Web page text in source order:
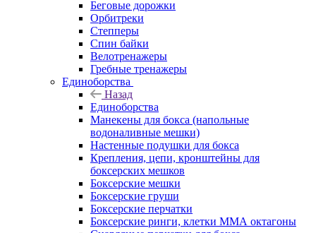
Беговые дорожки
Орбитреки
Степперы
Спин байки
Велотренажеры
Гребные тренажеры
Единоборства
Назад
Единоборства
Манекены для бокса (напольные
водоналивные мешки)
Настенные подушки для бокса
Крепления, цепи, кронштейны для
боксерских мешков
Боксерские мешки
Боксерские груши
Боксерские перчатки
Боксерские ринги, клетки ММА октагоны